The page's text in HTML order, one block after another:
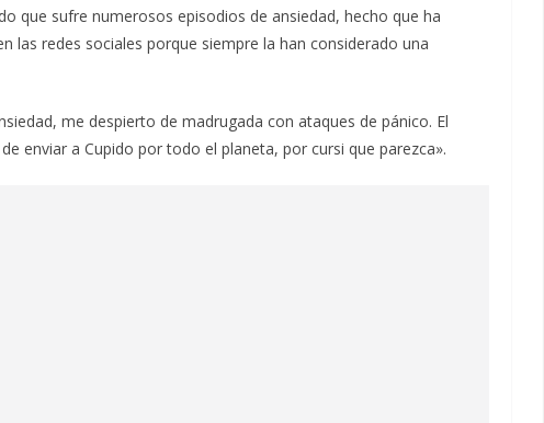
que sufre numerosos episodios de ansiedad, hecho que ha
las redes sociales porque siempre la han considerado una
me despierto de madrugada con ataques de pánico. El
enviar a Cupido por todo el planeta, por cursi que parezca».